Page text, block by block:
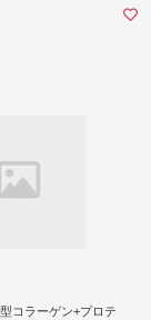
コラーゲン+プロテ